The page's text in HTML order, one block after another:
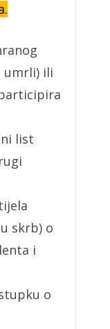
umrli) ili
list
skrb) o
i
o